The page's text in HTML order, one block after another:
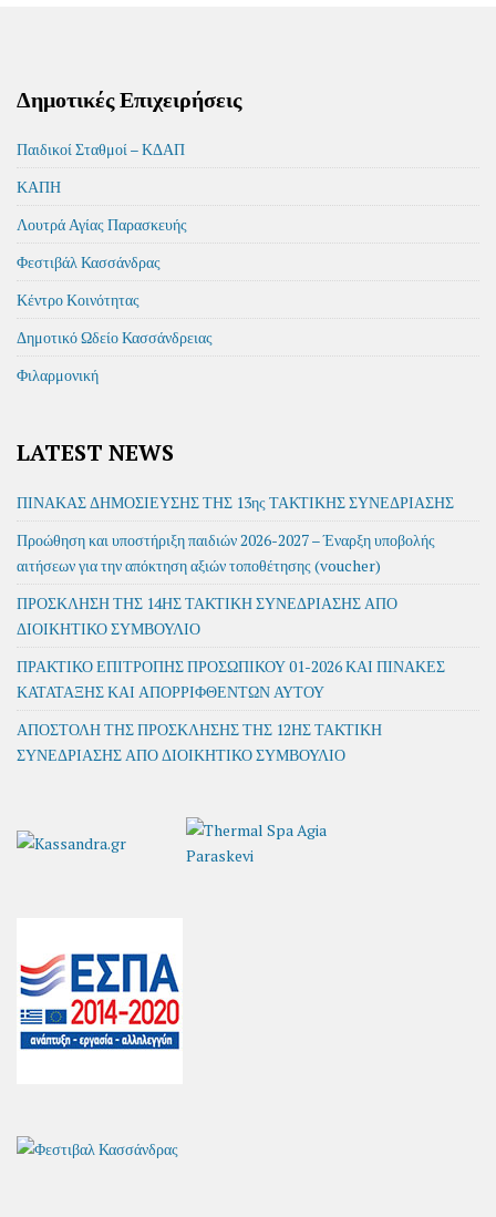
Δημοτικές Επιχειρήσεις
Παιδικοί Σταθμοί – ΚΔΑΠ
ΚΑΠΗ
Λουτρά Αγίας Παρασκευής
Φεστιβάλ Κασσάνδρας
Κέντρο Κοινότητας
Δημοτικό Ωδείο Κασσάνδρειας
Φιλαρμονική
LATEST NEWS
ΠΙΝΑΚΑΣ ΔΗΜΟΣΙΕΥΣΗΣ ΤΗΣ 13ης ΤΑΚΤΙΚΗΣ ΣΥΝΕΔΡΙΑΣΗΣ
Προώθηση και υποστήριξη παιδιών 2026-2027 – Έναρξη υποβολής
αιτήσεων για την απόκτηση αξιών τοποθέτησης (voucher)
ΠΡΟΣΚΛΗΣΗ ΤΗΣ 14ΗΣ ΤΑΚΤΙΚΗ ΣΥΝΕΔΡΙΑΣΗΣ ΑΠΟ
ΔΙΟΙΚΗΤΙΚΟ ΣΥΜΒΟΥΛΙΟ
ΠΡΑΚΤΙΚΟ ΕΠΙΤΡΟΠΗΣ ΠΡΟΣΩΠΙΚΟΥ 01-2026 ΚΑΙ ΠΙΝΑΚΕΣ
ΚΑΤΑΤΑΞΗΣ ΚΑΙ ΑΠΟΡΡΙΦΘΕΝΤΩΝ ΑΥΤΟΥ
ΑΠΟΣΤΟΛΗ ΤΗΣ ΠΡΟΣΚΛΗΣΗΣ ΤΗΣ 12ΗΣ ΤΑΚΤΙΚΗ
ΣΥΝΕΔΡΙΑΣΗΣ ΑΠΟ ΔΙΟΙΚΗΤΙΚΟ ΣΥΜΒΟΥΛΙΟ